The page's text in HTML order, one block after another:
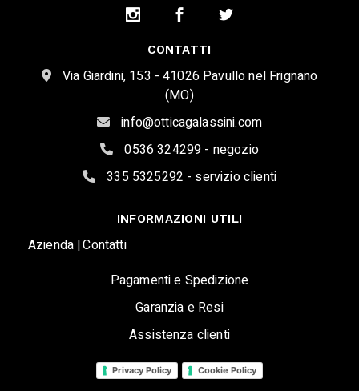
CONTATTI
Via Giardini, 153 - 41026 Pavullo nel Frignano
(MO)
info@otticagalassini.com
0536 324299 - negozio
335 5325292 - servizio clienti
INFORMAZIONI UTILI
Azienda |Contatti
Pagamenti e Spedizione
Garanzia e Resi
Assistenza clienti
Privacy Policy Cookie Policy